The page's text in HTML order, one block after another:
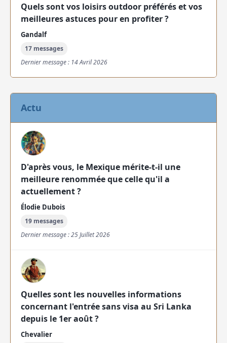
Quels sont vos loisirs outdoor préférés et vos
meilleures astuces pour en profiter ?
Gandalf
17 messages
Dernier message : 14 Avril 2026
Actu
D'après vous, le Mexique mérite-t-il une
meilleure renommée que celle qu'il a
actuellement ?
Élodie Dubois
19 messages
Dernier message : 25 Juillet 2026
Quelles sont les nouvelles informations
concernant l'entrée sans visa au Sri Lanka
depuis le 1er août ?
Chevalier